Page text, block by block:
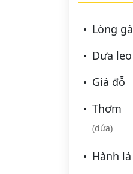
Lòng gà
Dưa leo
Giá đỗ
Thơm
(dứa)
Hành lá